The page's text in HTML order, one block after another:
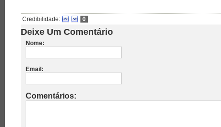
Credibilidade: 0
Deixe Um Comentário
Nome:
Email:
Comentários: